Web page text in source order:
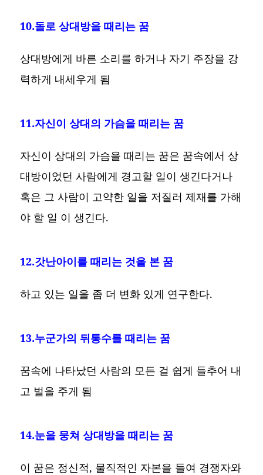
10.돌로 상대방을 때리는 꿈
상대방에게 바른 소리를 하거나 자기 주장을 강
력하게 내세우게 됨
11.자신이 상대의 가슴을 때리는 꿈
자신이 상대의 가슴을 때리는 꿈은 꿈속에서 상
대방이었던 사람에게 경고할 일이 생긴다거나
혹은 그 사람이 고약한 일을 저질러 제재를 가해
야 할 일 이 생긴다.
12.갓난아이를 때리는 것을 본 꿈
하고 있는 일을 좀 더 변화 있게 연구한다.
13.누군가의 뒤통수를 때리는 꿈
꿈속에 나타났던 사람의 모든 걸 쉽게 들추어 내
고 벌을 주게 됨
14.눈을 뭉쳐 상대방을 때리는 꿈
이 꿈은 정신적, 물직적인 자본을 들여 경쟁자와